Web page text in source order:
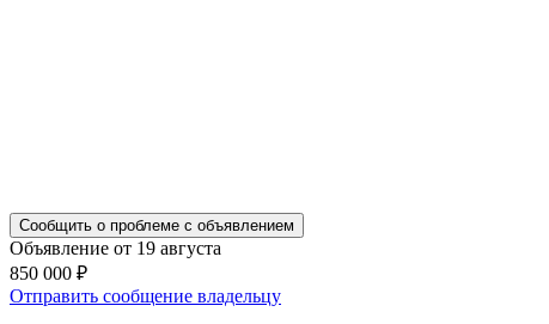
Сообщить о проблеме с объявлением
Объявление от 19 августа
850 000 ₽
Отправить сообщение владельцу